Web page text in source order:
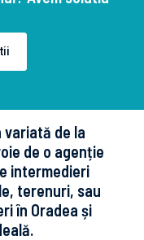
de la
de o agenție
intermedieri
terenuri, sau
în Oradea și